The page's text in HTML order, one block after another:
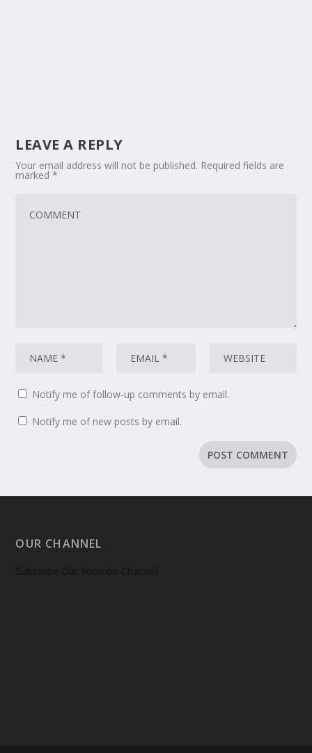
LEAVE A REPLY
Your email address will not be published. Required fields are
marked*
Notify me of follow-up comments by email.
Notify me of new posts by email.
OUR CHANNEL